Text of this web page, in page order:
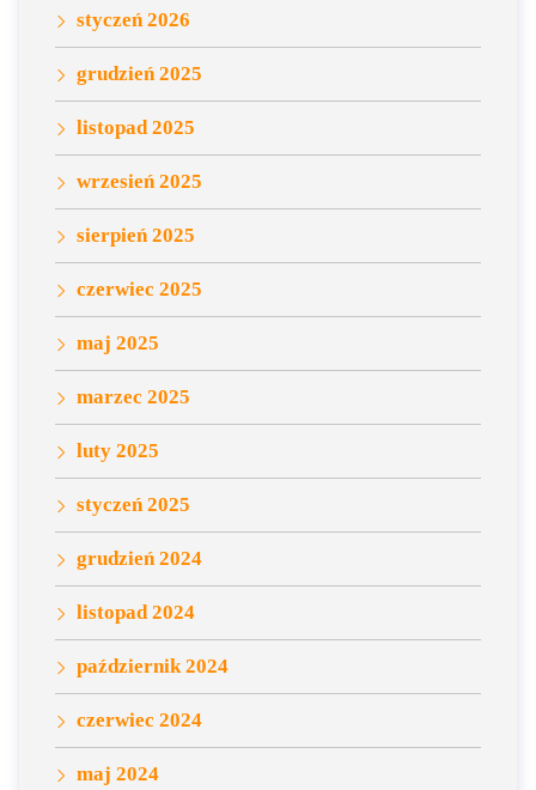
styczeń 2026
grudzień 2025
listopad 2025
wrzesień 2025
sierpień 2025
czerwiec 2025
maj 2025
marzec 2025
luty 2025
styczeń 2025
grudzień 2024
listopad 2024
październik 2024
czerwiec 2024
maj 2024